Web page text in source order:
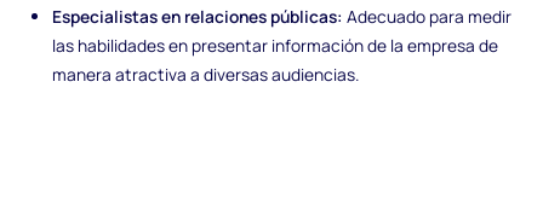
Especialistas en relaciones públicas: Adecuado para medir
las habilidades en presentar información de la empresa de
manera atractiva a diversas audiencias.